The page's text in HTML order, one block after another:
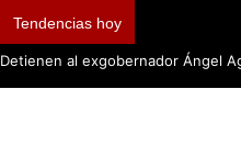
Tendencias hoy
Detienen al exgobernador Ángel